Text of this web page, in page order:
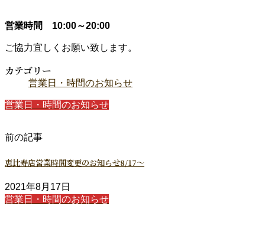
営業時間 10:00～20:00
ご協力宜しくお願い致します。
カテゴリー
営業日・時間のお知らせ
営業日・時間のお知らせ
前の記事
恵比寿店営業時間変更のお知らせ8/17～
2021年8月17日
営業日・時間のお知らせ